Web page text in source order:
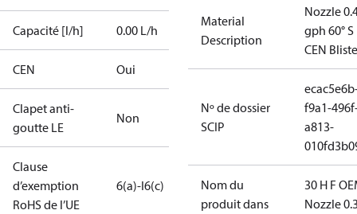
Capacité [l/h] 0.00 L/h
CEN Oui
Clapet anti-
goutte LE
Non
Clause
d’exemption
RoHS de l’UE
6(a)-I6(c)
Material
Description
Nozzle
gph 60° S
CEN
Nº de dossier
SCIP
f9a1-
a813-
Nom du
produit dans
30 H F
Nozzle